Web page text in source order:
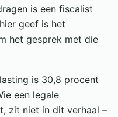
is een fiscalist
geef is het
het gesprek met die
is 30,8 procent
een legale
zit niet in dit verhaal –